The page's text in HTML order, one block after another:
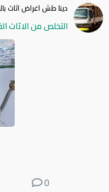
دينا طش اغراض اثاث
التخلص من الاثاث القديم
0